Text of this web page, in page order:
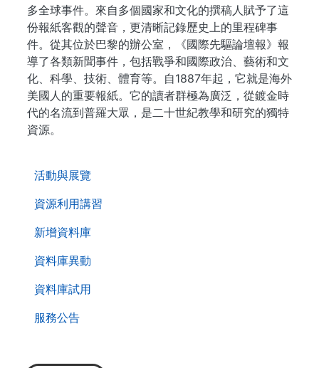
活動與展覽
資源利用講習
新增資料庫
資料庫異動
資料庫試用
服務公告
多全球事件。來自多個國家和文化的撰稿人賦予了這
份報紙客觀的聲音，更清晰記錄歷史上的里程碑事
件。從其位於巴黎的辦公室，《國際先驅論壇報》報
導了各類新聞事件，包括戰爭和國際政治、藝術和文
化、科學、技術、體育等。自1887年起，它就是海外
美國人的重要報紙。它的讀者群極為廣泛，從鍍金時
代的名流到普羅大眾，是二十世紀教學和研究的獨特
資源。